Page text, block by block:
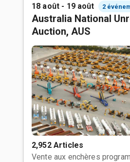
18 août - 19 août 2
Australia National
Auction, AUS
2,952 Articles
Vente aux enchères